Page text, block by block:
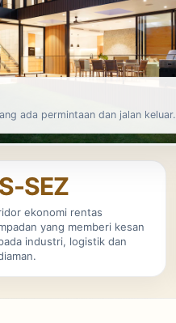
ada permintaan dan jalan keluar.
SEZ
ekonomi rentas
yang memberi kesan
industri, logistik dan